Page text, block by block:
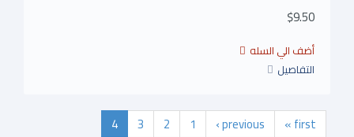
$9.50
التفاصيل
« first
‹ previous
1
2
3
4